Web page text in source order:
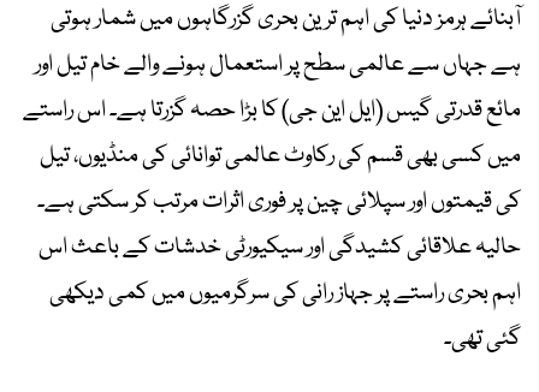
آبنائے ہرمز دنیا کی اہم ترین بحری گزرگاہوں میں شمار ہوتی
ہے جہاں سے عالمی سطح پر استعمال ہونے والے خام تیل اور
مائع قدرتی گیس (ایل این جی) کا بڑا حصہ گزرتا ہے۔ اس راستے
میں کسی بھی قسم کی رکاوٹ عالمی توانائی کی منڈیوں، تیل
کی قیمتوں اور سپلائی چین پر فوری اثرات مرتب کر سکتی ہے۔
حالیہ علاقائی کشیدگی اور سیکیورٹی خدشات کے باعث اس
اہم بحری راستے پر جہاز رانی کی سرگرمیوں میں کمی دیکھی
گئی تھی۔